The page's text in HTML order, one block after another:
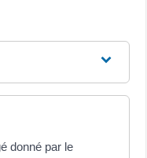
donné par le